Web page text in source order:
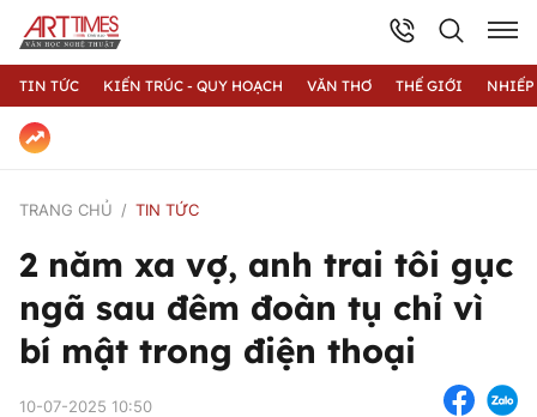
TIN TỨC KIẾN TRÚC - QUY HOẠCH VĂN THƠ THẾ GIỚI
TRANG CHỦ TIN TỨC
2 năm xa vợ, anh trai tôi gục
ngã sau đêm đoàn tụ chỉ vì
bí mật trong điện thoại
10-07-2025 10:50